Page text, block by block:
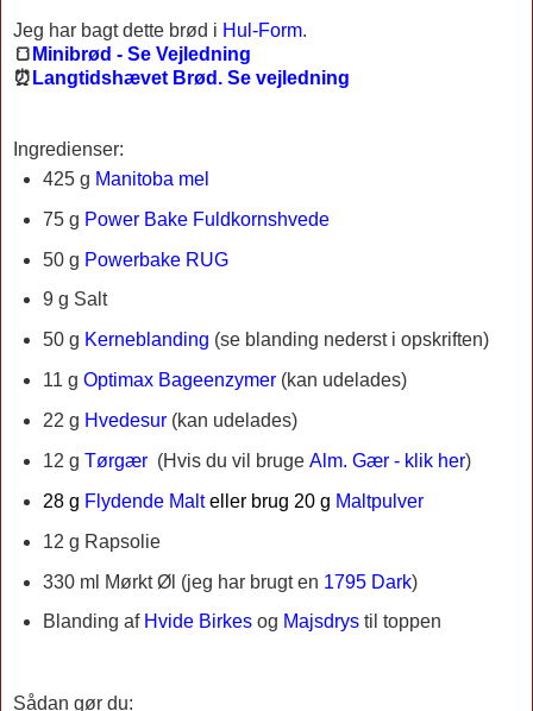
Jeg har bagt dette brød i Hul-Form.
🍞 Minibrød - Se Vejledning
⏰ Langtidshævet Brød. Se vejledning
Ingredienser:
425 g Manitoba mel
75 g Power Bake Fuldkornshvede
50 g Powerbake RUG
9 g Salt
50 g Kerneblanding (se blanding nederst i opskriften)
11 g Optimax Bageenzymer(kan udelades)
22 g Hvedesur(kan udelades)
12 g Tørgær (Hvis du vil bruge Alm. Gær - klik her)
28 g Flydende Malteller brug 20 g Maltpulver
12 g Rapsolie
330 ml Mørkt Øl (jeg har brugt en 1795 Dark)
Blanding af Hvide Birkesog Majsdrystil toppen
Sådan gør du: